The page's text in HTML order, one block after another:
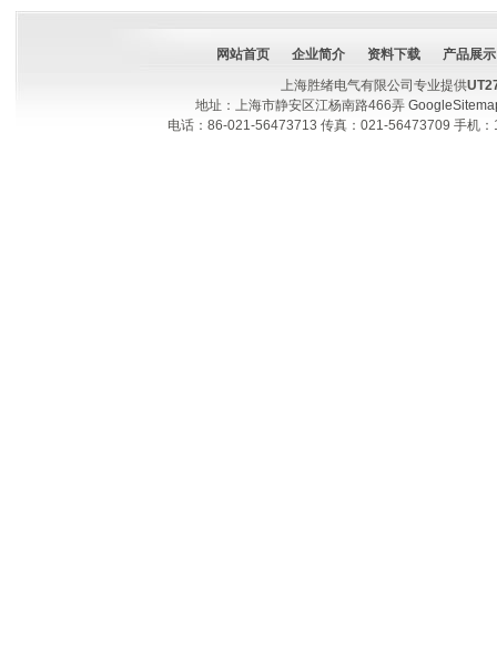
网站首页 企业简介 资料下载
产品展示
上海胜绪电气有限公司专业提供
地址：上海市静安区江杨南路466弄
电话：86-021-56473713 传真：021-56473709 手机